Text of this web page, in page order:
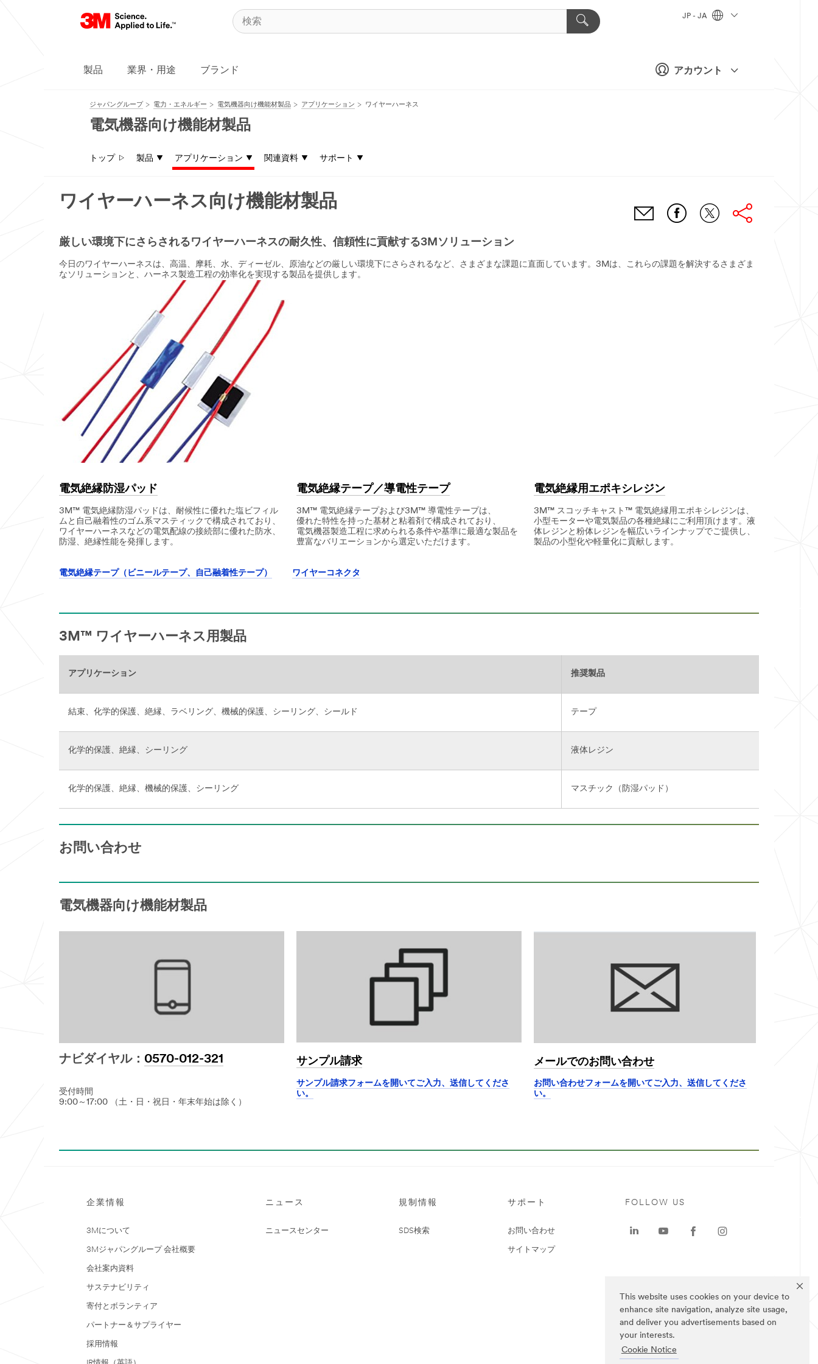
This website uses cookies on your device to
enhance site navigation, analyze site usage,
and deliver you advertisements based on
your interests.
Cookie Notice
アカウント
JP - JA
製品 業界・用途 ブランド
ジャパングループ 電力・エネルギー 電気機器向け機能材製品 アプリケーション ワイヤーハーネス
電気機器向け機能材製品
トップ 製品 アプリケーション 関連資料 サポート
ワイヤーハーネス向け機能材製品
厳しい環境下にさらされるワイヤーハーネスの耐久性、信頼性に貢献する3Mソリューション
今日のワイヤーハーネスは、高温、摩耗、水、ディーゼル、原油などの厳しい環境下にさらされるなど、さまざまな課題に直面しています。3Mは、これらの課題を解決するさまざま
なソリューションと、ハーネス製造工程の効率化を実現する製品を提供します。
電気絶縁防湿パッド
3M™ 電気絶縁防湿パッドは、耐候性に優れた塩ビフィル
ムと自己融着性のゴム系マスティックで構成されており、
ワイヤーハーネスなどの電気配線の接続部に優れた防水、
防湿、絶縁性能を発揮します。
電気絶縁テープ／導電性テープ
3M™ 電気絶縁テープおよび3M™ 導電性テープは、
優れた特性を持った基材と粘着剤で構成されており、
電気機器製造工程に求められる条件や基準に最適な製品を
豊富なバリエーションから選定いただけます。
電気絶縁用エポキシレジン
3M™ スコッチキャスト™ 電気絶縁用エポキシレジンは、
小型モーターや電気製品の各種絶縁にご利用頂けます。液
体レジンと粉体レジンを幅広いラインナップでご提供し、
製品の小型化や軽量化に貢献します。
電気絶縁テープ（ビニールテープ、自己融着性テープ） ワイヤーコネクタ
3M™ ワイヤーハーネス用製品
アプリケーション 推奨製品
結束、化学的保護、絶縁、ラベリング、機械的保護、シーリング、シールド テープ
化学的保護、絶縁、シーリング 液体レジン
化学的保護、絶縁、機械的保護、シーリング マスチック（防湿パッド）
お問い合わせ
電気機器向け機能材製品
ナビダイヤル： 0570-012-321
受付時間
9:00～17:00 （土・日・祝日・年末年始は除く）
サンプル請求
サンプル請求フォームを開いてご入力、送信してくださ
い。
メールでのお問い合わせ
お問い合わせフォームを開いてご入力、送信してくださ
い。
企業情報
3Mについて
3Mジャパングループ 会社概要
会社案内資料
サステナビリティ
寄付とボランティア
パートナー＆サプライヤー
採用情報
ニュース
ニュースセンター
規制情報
SDS検索
サポート
お問い合わせ
サイトマップ
FOLLOW US